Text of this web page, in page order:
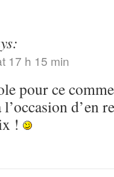
17 h 15 min
pour ce
l’occasion d’en
!